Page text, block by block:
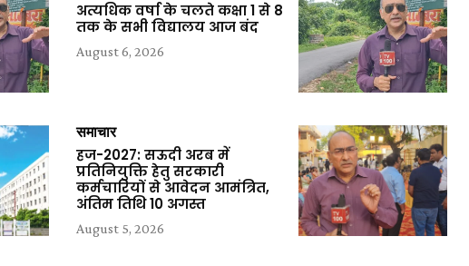
अत्यधिक वर्षा के चलते कक्षा 1 से 8
तक के सभी विद्यालय आज बंद
August 6, 2026
समाचार
हज-2027: सऊदी अरब में
प्रतिनियुक्ति हेतु सरकारी
कर्मचारियों से आवेदन आमंत्रित,
अंतिम तिथि 10 अगस्त
August 5, 2026